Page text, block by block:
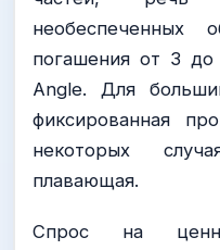
необеспеченных
погашения от 3
Angle. Для
фиксированная
некоторых
плавающая.
Спрос на